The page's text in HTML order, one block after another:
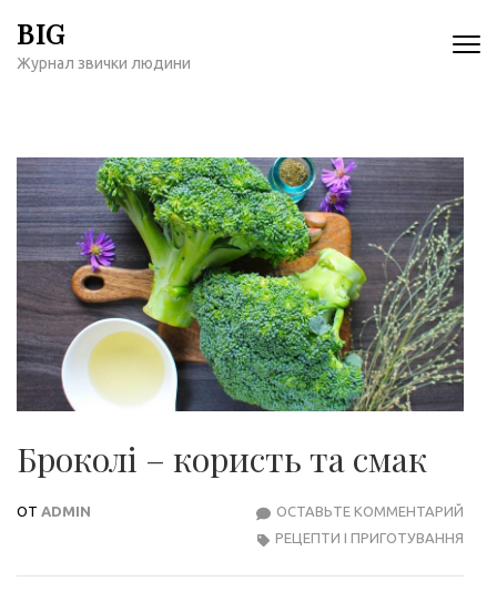
содержимому
BIG
Журнал звички людини
Броколі – користь та смак
ОТ ADMIN ОСТАВЬТЕ КОММЕНТАРИЙ
РЕЦЕПТИ І ПРИГОТУВАННЯ